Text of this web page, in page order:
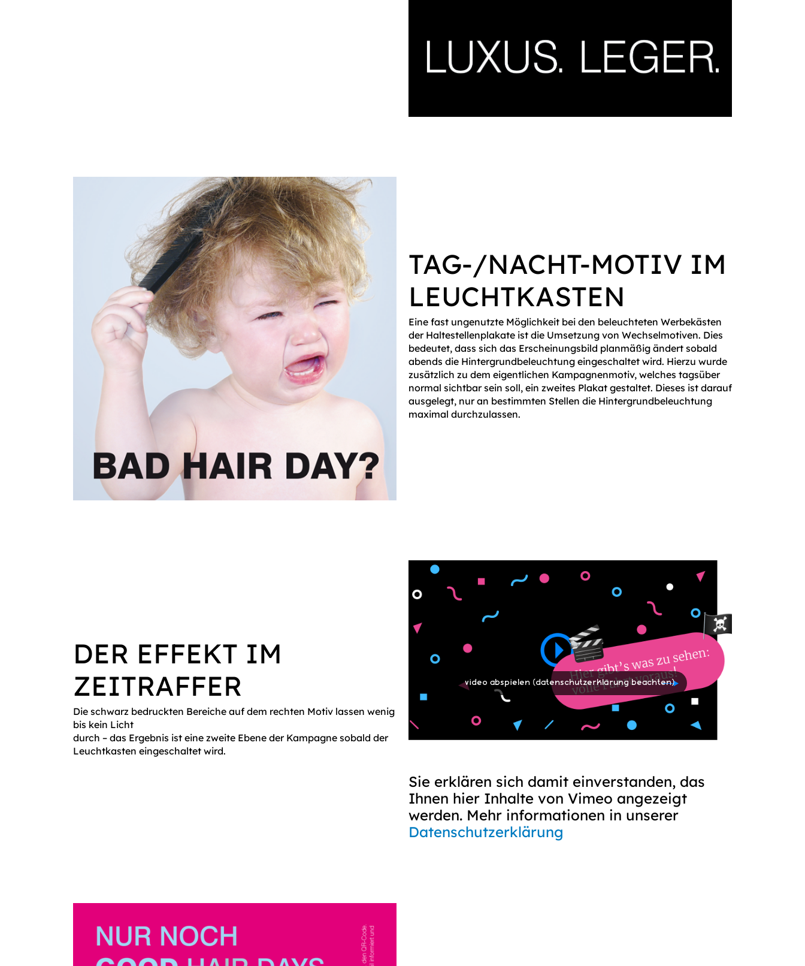
TAG-/NACHT-MOTIV IM
LEUCHTKASTEN
Eine fast ungenutzte Möglichkeit bei den beleuchteten Werbekästen
der Haltestellenplakate ist die Umsetzung von Wechselmotiven. Dies
bedeutet, dass sich das Erscheinungsbild planmäßig ändert sobald
abends die Hintergrundbeleuchtung eingeschaltet wird. Hierzu wurde
zusätzlich zu dem eigentlichen Kampagnenmotiv, welches tagsüber
normal sichtbar sein soll, ein zweites Plakat gestaltet. Dieses ist darauf
ausgelegt, nur an bestimmten Stellen die Hintergrundbeleuchtung
maximal durchzulassen.
DER EFFEKT IM
ZEITRAFFER
Die schwarz bedruckten Bereiche auf dem rechten Motiv lassen wenig
bis kein Licht
durch – das Ergebnis ist eine zweite Ebene der Kampagne sobald der
Leuchtkasten eingeschaltet wird.
video abspielen (datenschutzerklärung beachten)
Sie erklären sich damit einverstanden, das
Ihnen hier Inhalte von Vimeo angezeigt
werden. Mehr informationen in unserer
Datenschutzerklärung